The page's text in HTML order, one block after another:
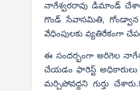
నాగేశ్వరరావు డిమాండ్
గొండ్ సేవాసమితి,
వేధింపులకు వ్యతిరేకంగా
ఈ సందర్భంగా అరిగెల
చేయడం ఫారెస్ట్
మర్చిపోవద్దని గుర్తు